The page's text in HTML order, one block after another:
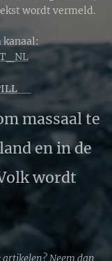
wordt vermeld.
kanaal:
🔴
massaal te
en in de
wordt
Neem dan